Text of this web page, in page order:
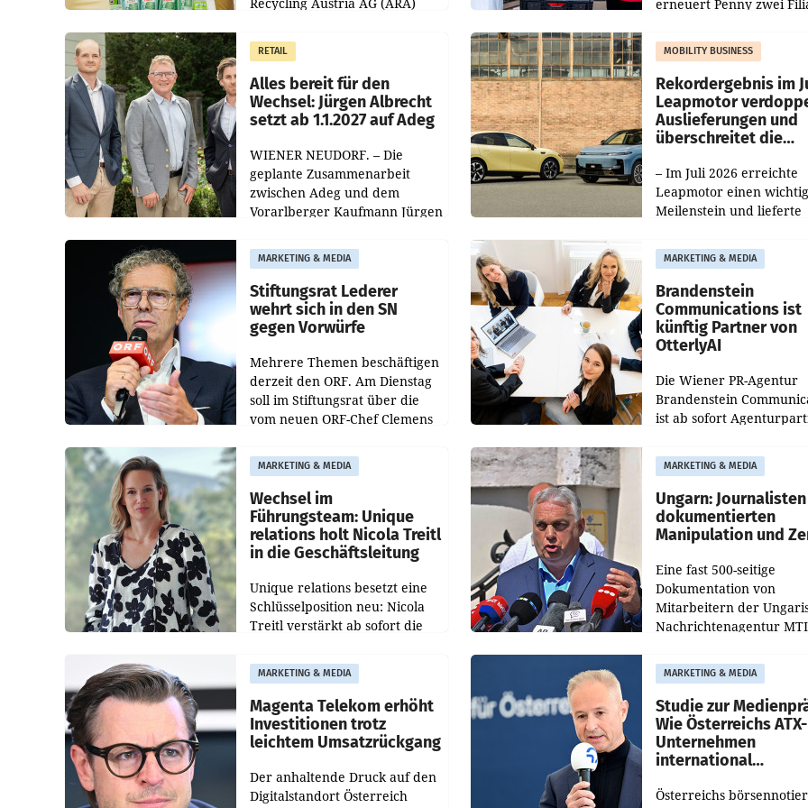
Müller die Initiative „Kreislauf-
Helden“ in allen
österreichischen Müller-Filialen
erneuert Penny zwei
Die beiden Standorte
Haag sowie im rund
RETAIL
Alles bereit für den
Wechsel: Jürgen Albrecht
setzt ab 1.1.2027 auf Adeg
WIENER NEUDORF. – Die
geplante Zusammenarbeit
zwischen Adeg und dem
Vorarlberger Kaufmann Jürgen
freigegeben: Die
Bundeswettbewerbsbehörde
und der Bundeskartellanwalt
MOBILITY BUSINESS
Rekordergebnis im
Leapmotor
Auslieferungen und
überschreitet die
– Im Juli 2026 erreichte
Leapmotor einen
Meilenstein und lieferte
aus, womit sich das
gegenüber Juli 2025
verdoppelte (+102
MARKETING & MEDIA
Stiftungsrat Lederer
wehrt sich in den SN
gegen Vorwürfe
Mehrere Themen beschäftigen
derzeit den ORF. Am Dienstag
soll im Stiftungsrat über die
vom neuen ORF-Chef Clemens
Besetzungen für die
Direktionen abgestimmt
werden.
MARKETING & MEDIA
Brandenstein
Communications ist
künftig Partner von
OtterlyAI
Die Wiener PR-Agentur
Brandenstein
ist ab sofort
Optimierungsplattform
OtterlyAI. Damit baut die
Agentur ihr
MARKETING & MEDIA
Wechsel im
Führungsteam: Unique
relations holt Nicola Treitl
in die Geschäftsleitung
Unique relations besetzt eine
Schlüsselposition neu: Nicola
Treitl verstärkt ab sofort die
PR-Agentur an der Seite von
Josef Kalina und Anna Kalina-
Mahr.
MARKETING & MEDIA
Ungarn: Journalisten
dokumentierten
Manipulation und
Eine fast 500-seitige
Dokumentation von
Mitarbeitern der
Nachrichtenagentur
Manipulation und
der Agentur während
MARKETING & MEDIA
Magenta Telekom erhöht
Investitionen trotz
leichtem Umsatzrückgang
Der anhaltende Druck auf den
Digitalstandort Österreich
MARKETING & MEDIA
Studie zur
Wie Österreichs ATX-
Unternehmen
international
Österreichs